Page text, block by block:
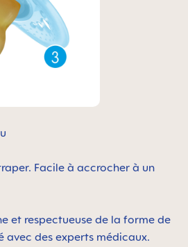
Facile à accrocher à un
et respectueuse de la forme de
avec des experts médicaux.